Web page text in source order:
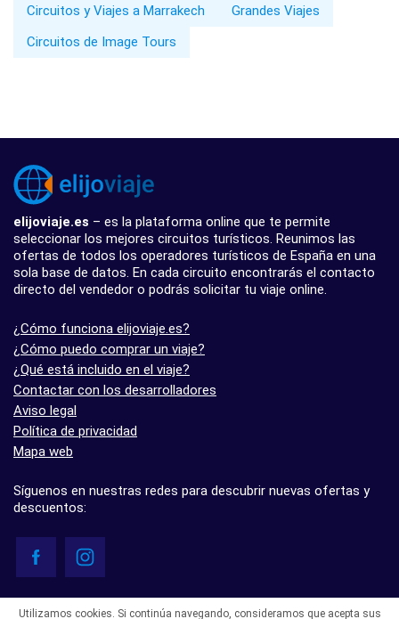
Circuitos y Viajes a Marrakech
Grandes Viajes
Circuitos de Image Tours
elijoviaje.es – es la plataforma online que te permite
seleccionar los mejores circuitos turísticos. Reunimos las
ofertas de todos los operadores turísticos de España en una
sola base de datos. En cada circuito encontrarás el contacto
directo del vendedor o podrás solicitar tu viaje online.
¿Cómo funciona elijoviaje.es?
¿Cómo puedo comprar un viaje?
¿Qué está incluido en el viaje?
Contactar con los desarrolladores
Aviso legal
Política de privacidad
Mapa web
Síguenos en nuestras redes para descubrir nuevas ofertas y
descuentos:
Utilizamos cookies. Si continúa navegando, consideramos que acepta sus